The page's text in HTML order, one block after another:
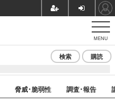
MENU
検索 購読
脅威･脆弱性 調査･報告